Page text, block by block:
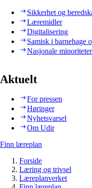
Sikkerhet og
Læremidler
Digitalisering
Samisk i barnehage
Nasjonale minoriteter
Aktuelt
For pressen
Høringer
Nyhetsvarsel
Om Udir
Finn læreplan
Forside
Læring og trivsel
Læreplanverket